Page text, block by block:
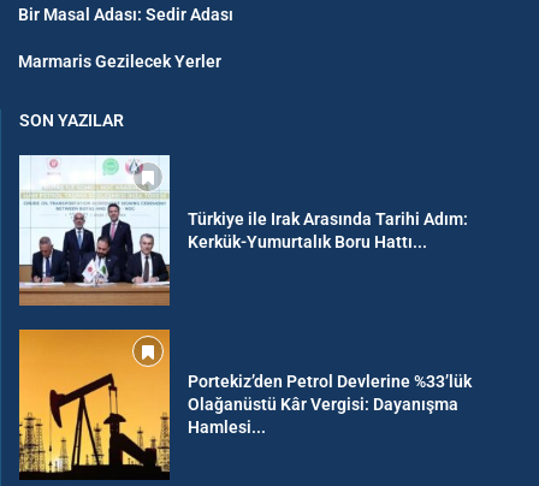
Bir Masal Adası: Sedir Adası
Marmaris Gezilecek Yerler
SON YAZILAR
Türkiye ile Irak Arasında Tarihi Adım:
Kerkük-Yumurtalık Boru Hattı...
Portekiz’den Petrol Devlerine %33’lük
Olağanüstü Kâr Vergisi: Dayanışma
Hamlesi...